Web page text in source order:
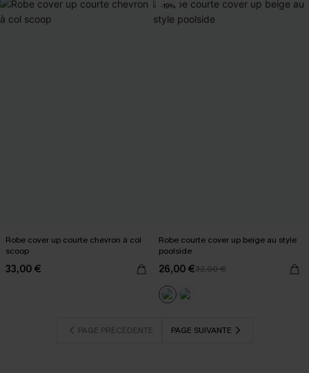
Robe cover up courte chevron à col
scoop
33,00 €
-19%
Robe courte cover up beige au style
poolside
26,00 €32,00 €
PAGE PRÉCÉDENTE PAGE SUIVANTE